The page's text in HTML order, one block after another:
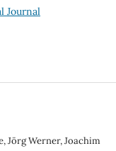
Journal
Jörg Werner, Joachim